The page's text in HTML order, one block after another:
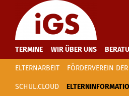
TERMINE WIR ÜBER UNS
ELTERNARBEIT FÖRDERVEREIN
SCHUL.CLOUD